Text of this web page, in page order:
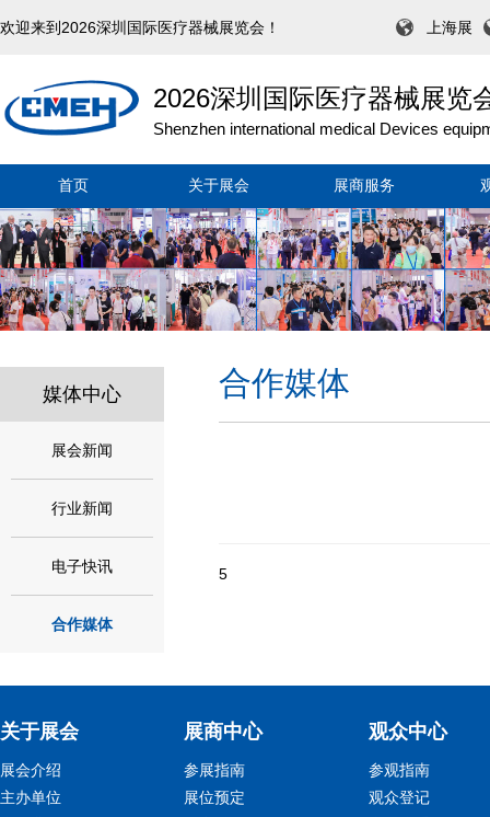
欢迎来到2026深圳国际医疗器械展览会！ 上海展
2026深圳国际医疗器械展览
Shenzhen international medical Devices
首页 关于展会 展商服务
媒体中心
展会新闻
行业新闻
电子快讯
合作媒体
合作媒体
5
关于展会
展会介绍
主办单位
展商中心
参展指南
展位预定
观众中心
参观指南
观众登记